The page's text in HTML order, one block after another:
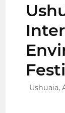
Ushuaia,